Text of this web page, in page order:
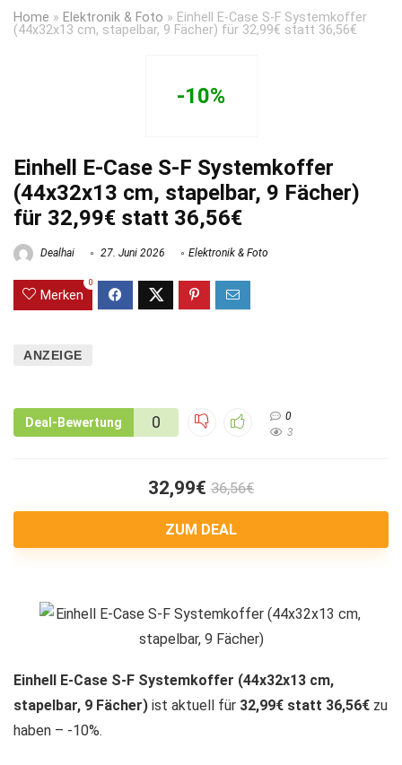
Home » Elektronik & Foto » Einhell E-Case S-F Systemkoffer
(44x32x13 cm, stapelbar, 9 Fächer) für 32,99€ statt 36,56€
-10%
Einhell E-Case S-F Systemkoffer
(44x32x13 cm, stapelbar, 9 Fächer)
für 32,99€ statt 36,56€
Dealhai 27. Juni 2026 Elektronik & Foto
Merken
0
ANZEIGE
Deal-Bewertung 0
0
3
32,99€ 36,56€
ZUM DEAL
Einhell E-Case S-F Systemkoffer (44x32x13 cm,
stapelbar, 9 Fächer) ist aktuell für 32,99€ statt 36,56€ zu
haben – -10%.